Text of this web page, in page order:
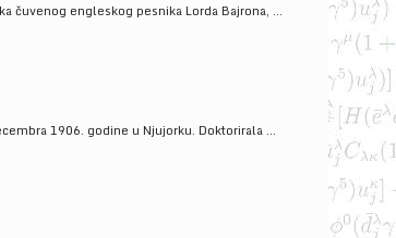
čuvenog engleskog pesnika Lorda Bajrona, ...
1906. godine u Njujorku. Doktorirala ...